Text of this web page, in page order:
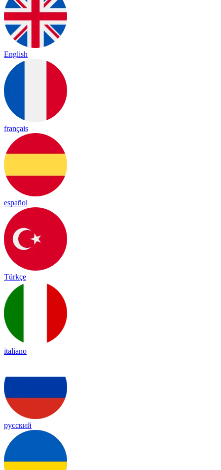
English
français
español
Türkçe
italiano
русский